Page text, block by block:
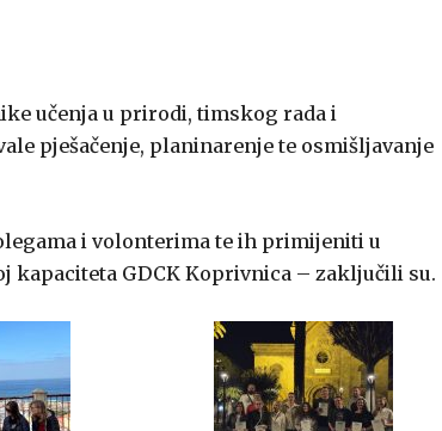
učenja u prirodi, timskog rada i
pješačenje, planinarenje te osmišljavanje
i volonterima te ih primijeniti u
kapaciteta GDCK Koprivnica – zaključili su.